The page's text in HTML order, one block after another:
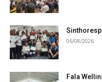
06/08/2026
Fala